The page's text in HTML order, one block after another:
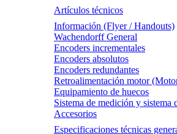
Artículos técnicos
Información (Flyer / Handouts)
Wachendorff General
Encoders incrementales
Encoders absolutos
Encoders redundantes
Retroalimentación motor
Equipamiento de huecos
Sistema de medición y sistema
Accesorios
Especificaciones técnicas